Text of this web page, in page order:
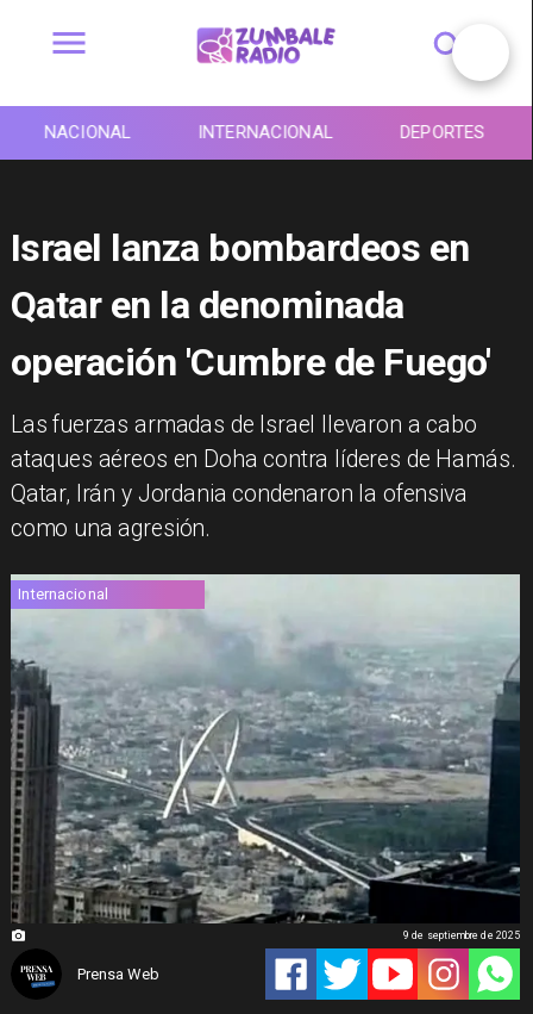
NACIONAL INTERNACIONAL DEPORTES
Israel lanza bombardeos en
Qatar en la denominada
operación 'Cumbre de Fuego'
Las fuerzas armadas de Israel llevaron a cabo
ataques aéreos en Doha contra líderes de Hamás.
Qatar, Irán y Jordania condenaron la ofensiva
como una agresión.
Internacional
Prensa Web
9 de septiembre de 2025